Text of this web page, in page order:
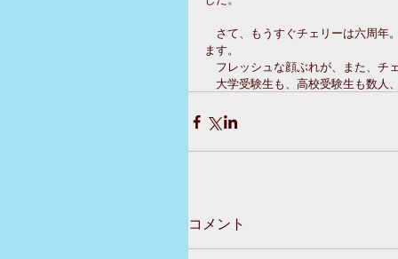
さて、もうすぐチェリーは六周年
ます。
フレッシュな顔ぶれが、また、チ
大学受験生も、高校受験生も数人
コメント